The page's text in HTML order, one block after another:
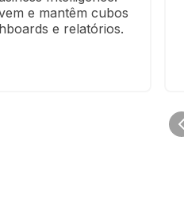
e mantêm cubos
e relatórios.